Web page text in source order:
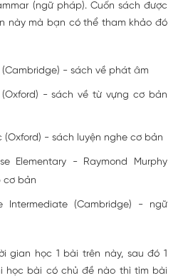
(ngữ pháp). Cuốn sách được
này mà bạn có thể tham khảo đó
(Cambridge) - sách về phát âm
(Oxford) - sách về từ vựng cơ bản
(Oxford) - sách luyện nghe cơ bản
Elementary - Raymond Murphy
cơ bản
Intermediate (Cambridge) - ngữ
gian học 1 bài trên này, sau đó 1
học bài có chủ đề nào thì tìm bài